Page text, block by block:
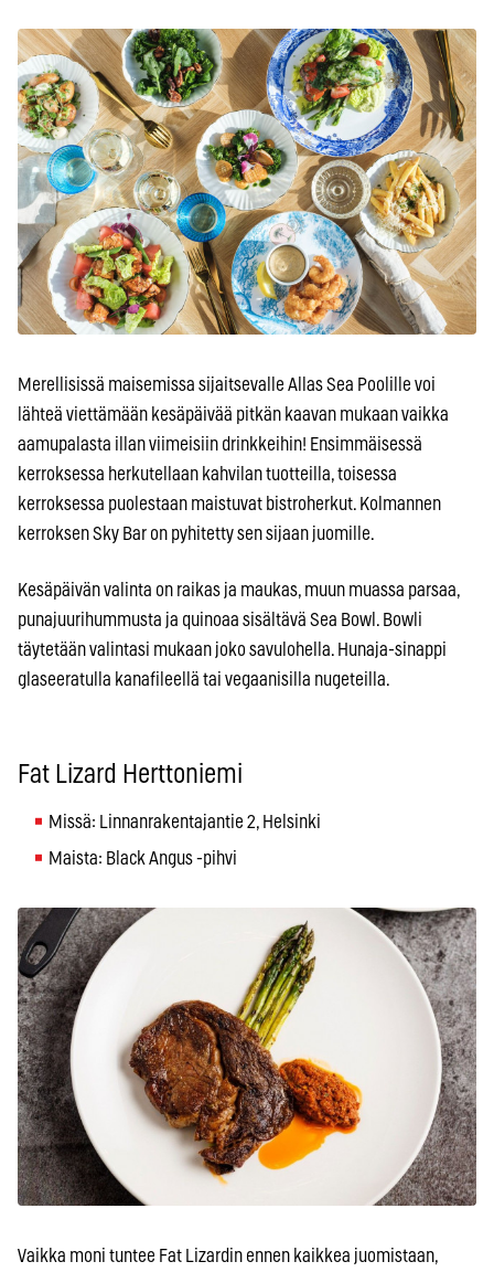
Merellisissä maisemissa sijaitsevalle Allas Sea Poolille voi
lähteä viettämään kesäpäivää pitkän kaavan mukaan vaikka
aamupalasta illan viimeisiin drinkkeihin! Ensimmäisessä
kerroksessa herkutellaan kahvilan tuotteilla, toisessa
kerroksessa puolestaan maistuvat bistroherkut. Kolmannen
kerroksen Sky Bar on pyhitetty sen sijaan juomille.
Kesäpäivän valinta on raikas ja maukas, muun muassa parsaa,
punajuurihummusta ja quinoaa sisältävä Sea Bowl. Bowli
täytetään valintasi mukaan joko savulohella. Hunaja-sinappi
glaseeratulla kanafileellä tai vegaanisilla nugeteilla.
Fat Lizard Herttoniemi
Missä: Linnanrakentajantie 2, Helsinki
Maista: Black Angus -pihvi
Vaikka moni tuntee Fat Lizardin ennen kaikkea juomistaan,